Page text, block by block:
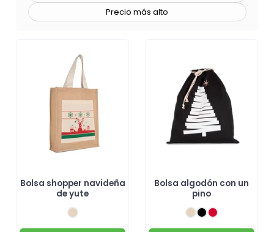
excelente de agradecer a tus clientes y empleados su lealtad y
apoyo. además, ofrecemos diversas técnicas de personalización,
regalos originales de navidad
los regalos personalizados. ¡haz tu pedido hoy y asegura una
navidad llena de sorpresas y sonrisas! 🎁
Precio más alto
Bolsa shopper navideña
de yute
Bolsa algodón con un
pino